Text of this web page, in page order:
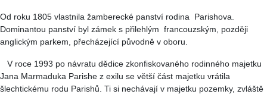
Od roku 1805 vlastnila žamberecké panství rodina Parishova.
Dominantou panství byl zámek s přilehlým francouzským, později
anglickým parkem, přecházející původně v oboru.
V roce 1993 po návratu dědice zkonfiskovaného rodinného majetku
Jana Marmaduka Parishe z exilu se větší část majetku vrátila
šlechtickému rodu Parishů. Ti si nechávají v majetku pozemky, zvláště